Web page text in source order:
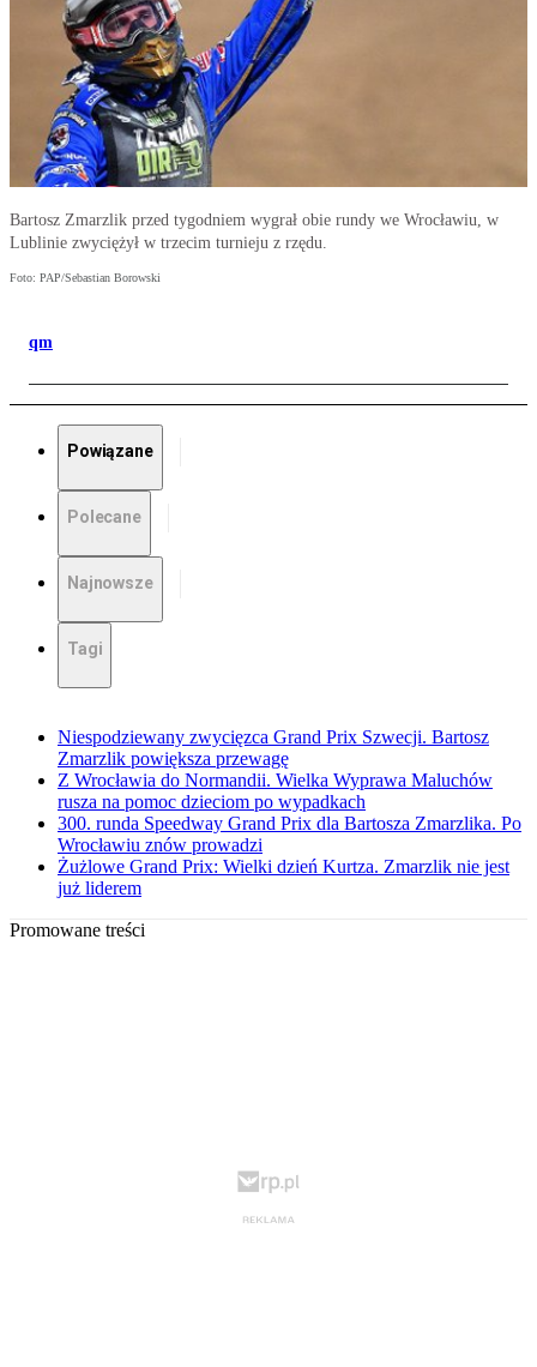
Bartosz Zmarzlik przed tygodniem wygrał obie rundy we Wrocławiu, w
Lublinie zwyciężył w trzecim turnieju z rzędu.
Foto: PAP/Sebastian Borowski
qm
Powiązane
Polecane
Najnowsze
Tagi
Niespodziewany zwycięzca Grand Prix Szwecji. Bartosz
Zmarzlik powiększa przewagę
Z Wrocławia do Normandii. Wielka Wyprawa Maluchów
rusza na pomoc dzieciom po wypadkach
300. runda Speedway Grand Prix dla Bartosza Zmarzlika. Po
Wrocławiu znów prowadzi
Żużlowe Grand Prix: Wielki dzień Kurtza. Zmarzlik nie jest
już liderem
Promowane treści